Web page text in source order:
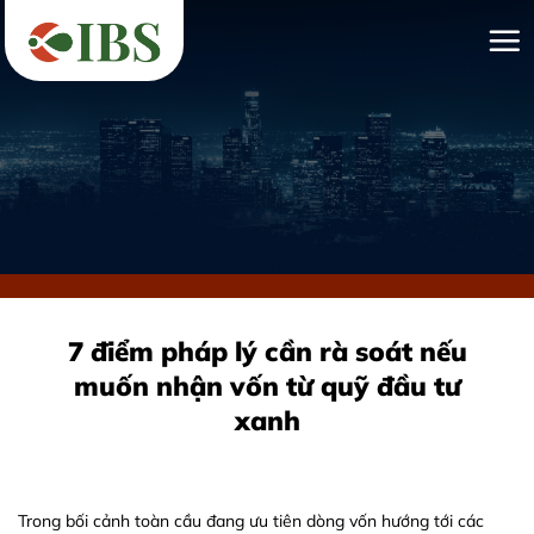
qua
nội
7 điểm pháp lý cần rà soát nếu
muốn nhận vốn từ quỹ đầu tư
xanh
Trong bối cảnh toàn cầu đang ưu tiên dòng vốn hướng tới các